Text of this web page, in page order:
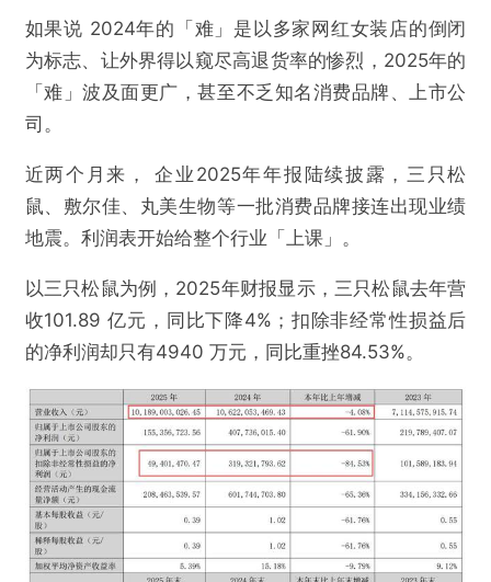
如果说 2024年的「难」是以多家网红女装店的倒闭
为标志、让外界得以窥尽高退货率的惨烈，2025年的
「难」波及面更广，甚至不乏知名消费品牌、上市公
司。
近两个月来， 企业2025年年报陆续披露，三只松
鼠、敷尔佳、丸美生物等一批消费品牌接连出现业绩
地震。利润表开始给整个行业「上课」。
以三只松鼠为例，2025年财报显示，三只松鼠去年营
收101.89 亿元，同比下降4%；扣除非经常性损益后
的净利润却只有4940 万元，同比重挫84.53%。